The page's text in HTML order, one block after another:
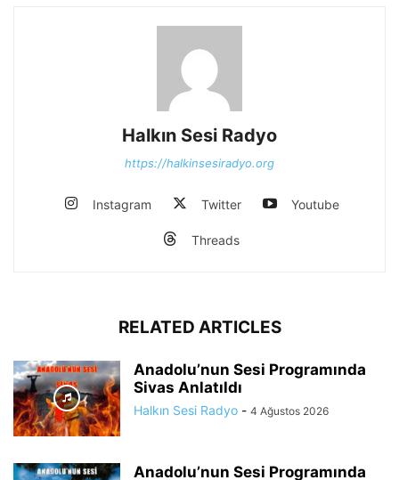
Halkın Sesi Radyo
https://halkinsesiradyo.org
Instagram Twitter Youtube
Threads
RELATED ARTICLES
Anadolu’nun Sesi Programında
Sivas Anlatıldı
Halkın Sesi Radyo - 4 Ağustos 2026
Anadolu’nun Sesi Programında